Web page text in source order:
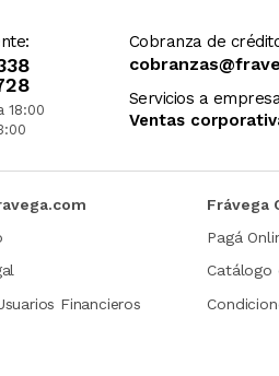
18:00
Cobranza de
Servicios a
Ventas
Financieros
Frávega
Pagá
Catálogo